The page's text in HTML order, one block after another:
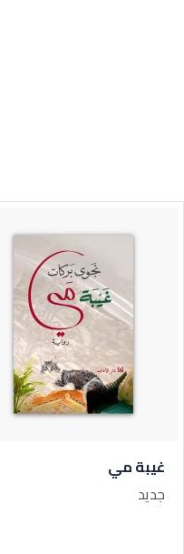
غيبة مي
جديد